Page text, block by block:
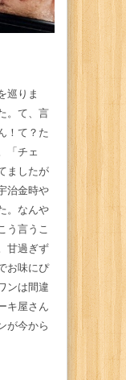
巡りま
。て、言
！て？た
「チェ
ましたが
治金時や
。なんや
う言うこ
甘過ぎず
お味にぴ
ンは間違
キ屋さん
が今から